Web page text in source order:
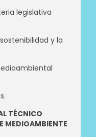
legislativa
y la
TÉCNICO
MEDIOAMBIENTE